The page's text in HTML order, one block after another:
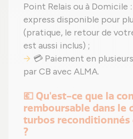
Point Relais ou à Domicile
express disponible pour
(pratique, le retour de
est aussi inclus) ;
💳 Paiement en
par CB avec ALMA.
💶 Qu'est-ce que la
remboursable dans le
turbos reconditionnés
?